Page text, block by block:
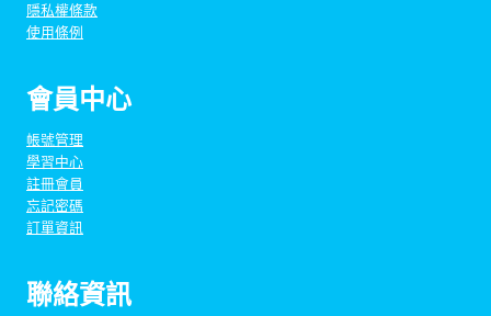
資
訓
班
數
量
隱私權條款
使用條例
會員中心
帳號管理
學習中心
註冊會員
忘記密碼
訂單資訊
聯絡資訊